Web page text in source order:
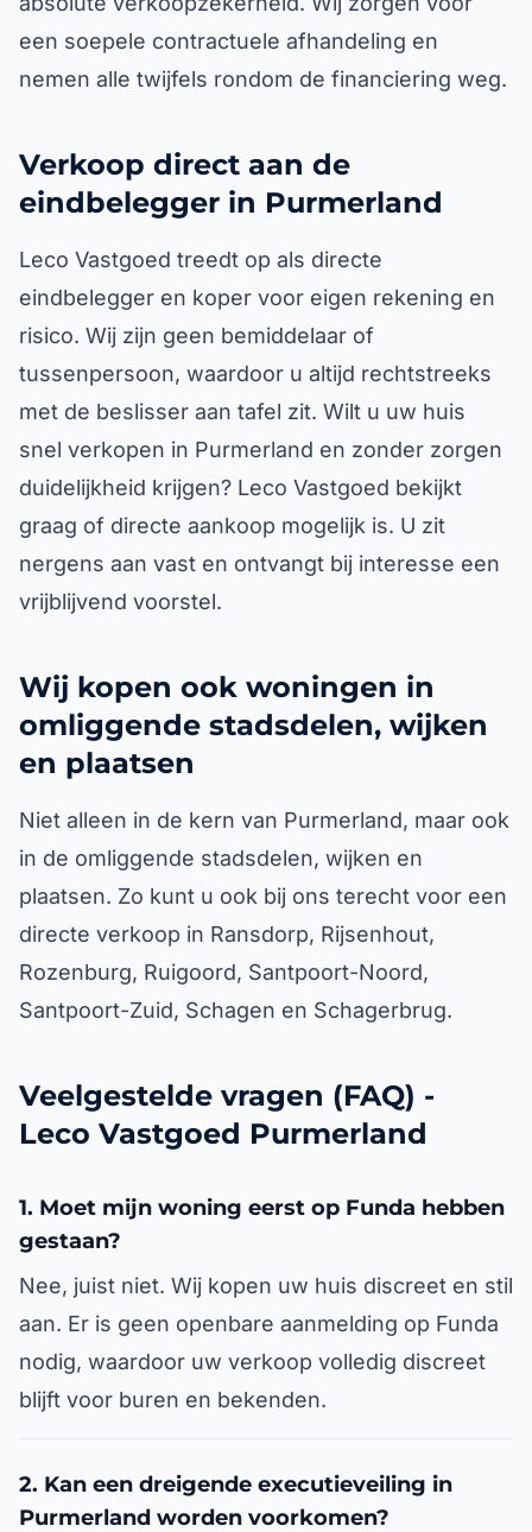
een soepele contractuele afhandeling en
nemen alle twijfels rondom de financiering weg.
Verkoop direct aan de
eindbelegger in Purmerland
Leco Vastgoed treedt op als directe
eindbelegger en koper voor eigen rekening en
risico. Wij zijn geen bemiddelaar of
tussenpersoon, waardoor u altijd rechtstreeks
met de beslisser aan tafel zit. Wilt u uw huis
snel verkopen in Purmerland en zonder zorgen
duidelijkheid krijgen? Leco Vastgoed bekijkt
graag of directe aankoop mogelijk is. U zit
nergens aan vast en ontvangt bij interesse een
vrijblijvend voorstel.
Wij kopen ook woningen in
omliggende stadsdelen, wijken
en plaatsen
Niet alleen in de kern van Purmerland, maar ook
in de omliggende stadsdelen, wijken en
plaatsen. Zo kunt u ook bij ons terecht voor een
directe verkoop in Ransdorp, Rijsenhout,
Rozenburg, Ruigoord, Santpoort-Noord,
Santpoort-Zuid, Schagen en Schagerbrug.
Veelgestelde vragen (FAQ) -
Leco Vastgoed Purmerland
1. Moet mijn woning eerst op Funda hebben
gestaan?
Nee, juist niet. Wij kopen uw huis discreet en stil
aan. Er is geen openbare aanmelding op Funda
nodig, waardoor uw verkoop volledig discreet
blijft voor buren en bekenden.
2. Kan een dreigende executieveiling in
Purmerland worden voorkomen?